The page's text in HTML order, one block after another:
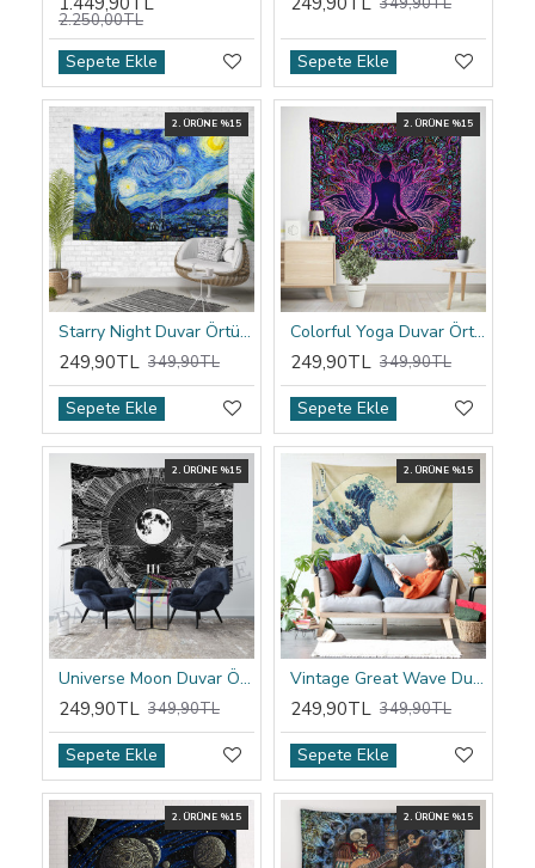
2.250,00TL
Sepete Ekle Sepete Ekle
2. ÜRÜNE %15
Starry Night Duvar Örtüsü
249,90TL 349,90TL
Sepete Ekle
2. ÜRÜNE %15
Colorful Yoga Duvar Örtüsü
249,90TL 349,90TL
Sepete Ekle
2. ÜRÜNE %15
Universe Moon Duvar Örtüsü
249,90TL 349,90TL
Sepete Ekle
2. ÜRÜNE %15
Vintage Great Wave Duvar Örtüsü
249,90TL 349,90TL
Sepete Ekle
2. ÜRÜNE %15 2. ÜRÜNE %15